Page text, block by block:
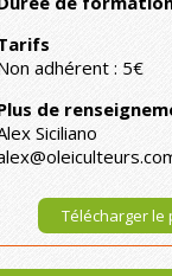
adhérent : 5€
de
Siciliano
Télécharger le